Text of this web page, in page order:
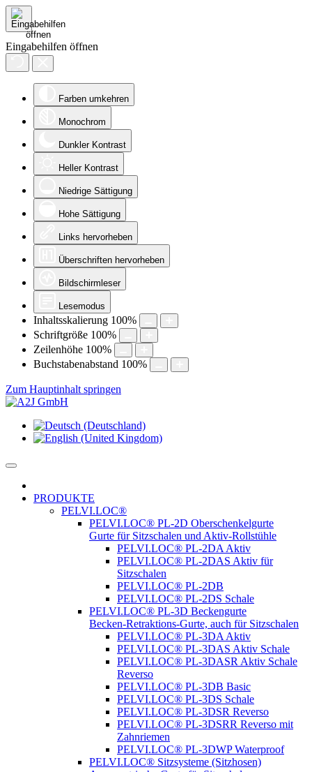
Eingabehilfen öffnen
Farben umkehren
Monochrom
Dunkler Kontrast
Heller Kontrast
Niedrige Sättigung
Hohe Sättigung
Links hervorheben
Überschriften hervorheben
Bildschirmleser
Lesemodus
Inhaltsskalierung 100%
Schriftgröße 100%
Zeilenhöhe 100%
Buchstabenabstand 100%
Zum Hauptinhalt springen
PRODUKTE
PELVI.LOC®
PELVI.LOC® PL-2D Oberschenkelgurte
Gurte für Sitzschalen und Aktiv-Rollstühle
PELVI.LOC® PL-2DA Aktiv
PELVI.LOC® PL-2DAS Aktiv für
Sitzschalen
PELVI.LOC® PL-2DB
PELVI.LOC® PL-2DS Schale
PELVI.LOC® PL-3D Beckengurte
Becken-Retraktions-Gurte, auch für Sitzschalen
PELVI.LOC® PL-3DA Aktiv
PELVI.LOC® PL-3DAS Aktiv Schale
PELVI.LOC® PL-3DASR Aktiv Schale
Reverso
PELVI.LOC® PL-3DB Basic
PELVI.LOC® PL-3DS Schale
PELVI.LOC® PL-3DSR Reverso
PELVI.LOC® PL-3DSRR Reverso mit
Zahnriemen
PELVI.LOC® PL-3DWP Waterproof
PELVI.LOC® Sitzsysteme (Sitzhosen)